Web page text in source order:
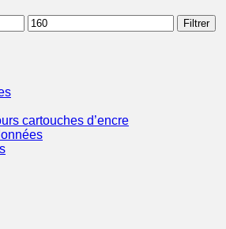
Prix
max
Filtrer
cartouches d’encre